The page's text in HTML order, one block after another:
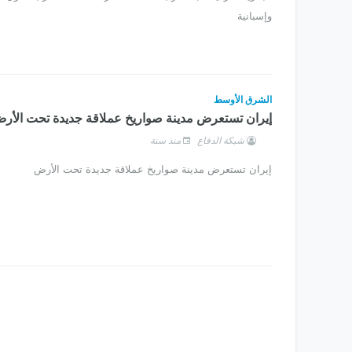
وإسبانية
الشرق الأوسط
إيران تستعرض مدينة صواريخ عملاقة جديدة تحت
شبكة الدفاع منذ سنة
إيران تستعرض مدينة صواريخ عملاقة جديدة تحت الأرض